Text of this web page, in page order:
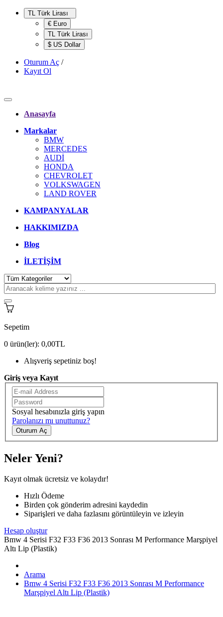
€ Euro
TL Türk Lirası
$ US Dollar
Oturum Aç /
Kayıt Ol
Anasayfa
Markalar
BMW
MERCEDES
AUDİ
HONDA
CHEVROLET
VOLKSWAGEN
LAND ROVER
KAMPANYALAR
HAKKIMIZDA
Blog
İLETİŞİM
Sepetim
0 ürün(ler): 0,00TL
Alışveriş sepetiniz boş!
Giriş veya Kayıt
Sosyal hesabınızla giriş yapın
Parolanızı mı unuttunuz?
Oturum Aç
Neler Yeni?
Kayıt olmak ücretsiz ve kolaydır!
Hızlı Ödeme
Birden çok gönderim adresini kaydedin
Siparişleri ve daha fazlasını görüntüleyin ve izleyin
Hesap oluştur
Bmw 4 Serisi F32 F33 F36 2013 Sonrası M Performance Marşpiyel
Altı Lip (Plastik)
Arama
Bmw 4 Serisi F32 F33 F36 2013 Sonrası M Performance
Marşpiyel Altı Lip (Plastik)